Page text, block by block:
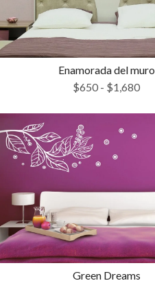
Enamorada del muro
$650 - $1,680
Green Dreams